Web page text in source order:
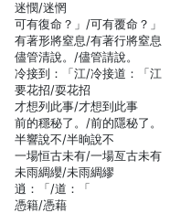
迷憫/迷惘
可有復命？」/可有覆命？」
有著形將窒息/有著行將窒息
儘管清說。/儘管請說。
冷接到：「江/冷接道：「江
要花招/耍花招
才想列此事/才想到此事
前的穩秘了。/前的隱秘了。
半響說不/半晌說不
一場恒古未有/一場亙古未有
未雨綢纓/未雨綢繆
逍：「/道：「
憑籍/憑藉